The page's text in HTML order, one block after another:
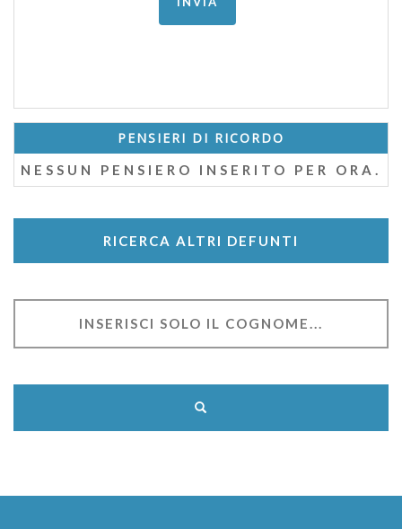
PENSIERI DI RICORDO
NESSUN PENSIERO INSERITO PER ORA.
RICERCA ALTRI DEFUNTI